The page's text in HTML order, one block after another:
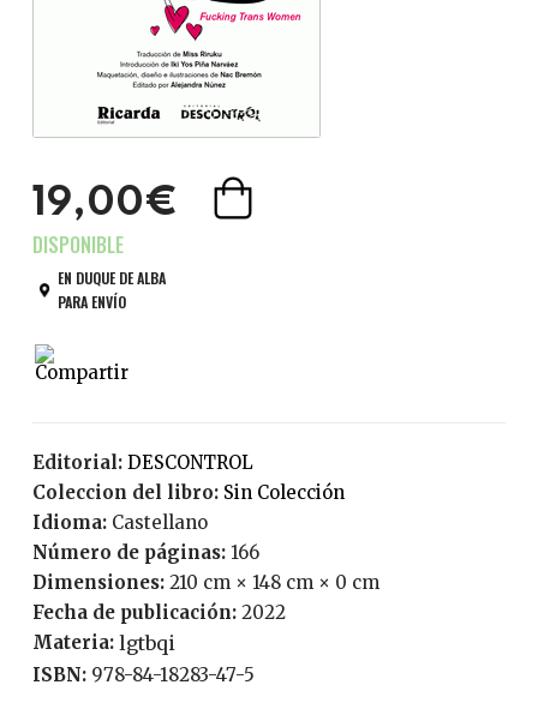
19,00€
EN DUQUE DE ALBA
PARA ENVÍO
Editorial:
DESCONTROL
Coleccion del libro:
Sin Colección
Idioma:
Castellano
Número de páginas: 166
Dimensiones: 210 cm × 148 cm × 0 cm
Fecha de publicación:
2022
Materia: lgtbqi
ISBN: 978-84-18283-47-5